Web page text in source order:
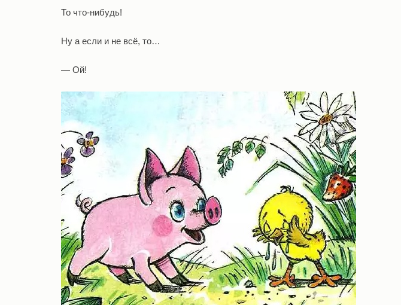
То что-нибудь!
Ну а если и не всё, то…
— Ой!